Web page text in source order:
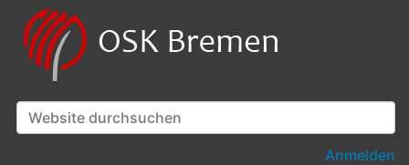
Website durchsuchen
Anmelden